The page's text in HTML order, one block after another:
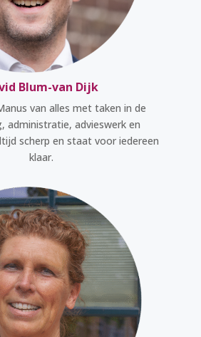
Blum-van Dijk
van alles met taken in de
administratie, advieswerk en
scherp en staat voor iedereen
klaar.